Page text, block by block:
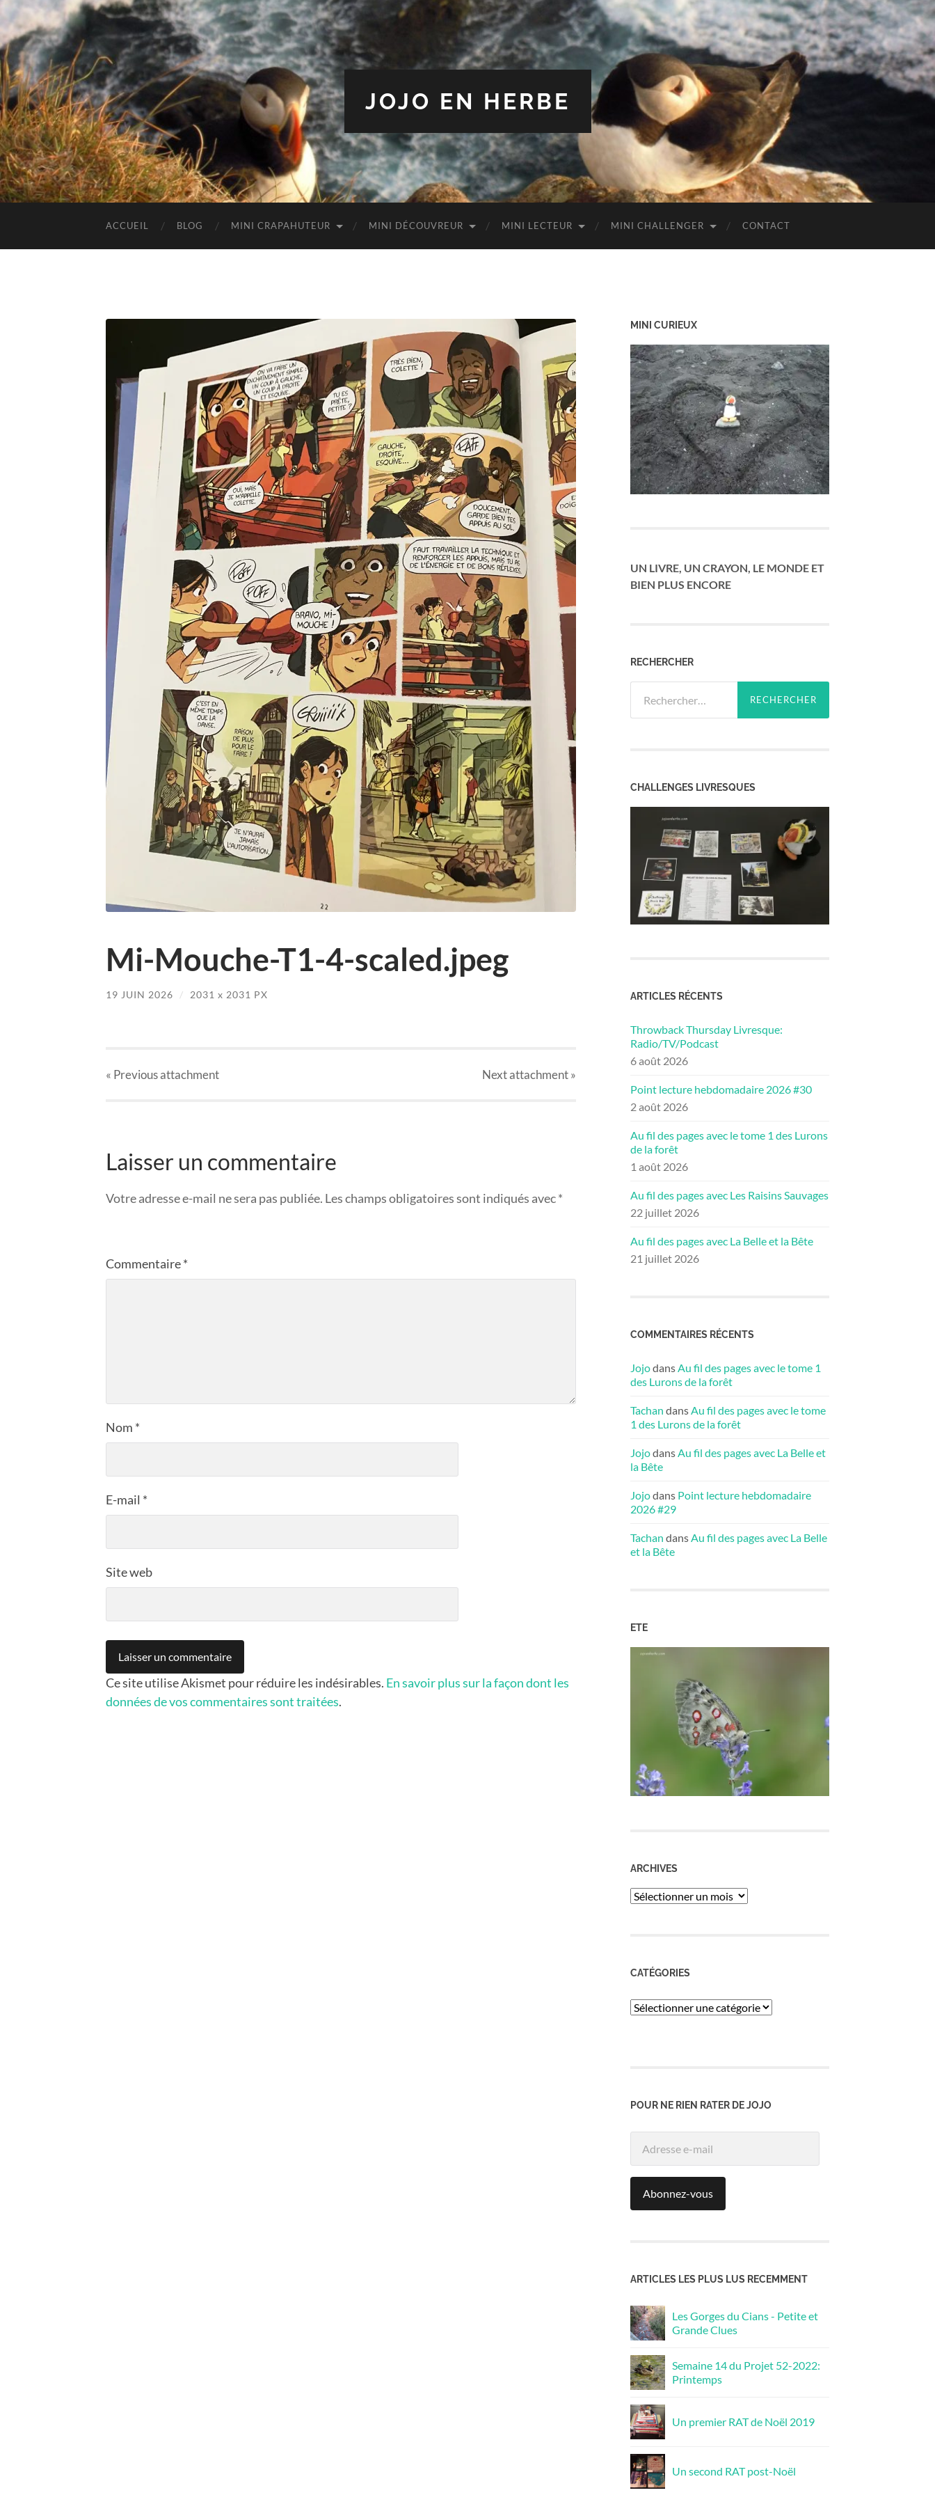
JOJO EN HERBE
ACCUEIL BLOG MINI CRAPAHUTEUR MINI DÉCOUVREUR MINI LECTEUR MINI CHALLENGER CONTACT
Mi-Mouche-T1-4-scaled.jpeg
19 JUIN 2026 / 2031 x 2031 PX
« Previousattachment Nextattachment»
Laisser un commentaire
Votre adresse e-mail ne sera pas publiée. Les champs obligatoires sont indiqués avec*
Commentaire*
Nom *
E-mail *
Site web
Ce site utilise Akismet pour réduire les indésirables. En savoir plus sur la façon dont les
données de vos commentaires sont traitées.
MINI CURIEUX
UN LIVRE, UN CRAYON, LE MONDE ET
BIEN PLUS ENCORE
RECHERCHER
CHALLENGES LIVRESQUES
ARTICLES RÉCENTS
Throwback Thursday Livresque:
Radio/TV/Podcast
6 août 2026
Point lecture hebdomadaire 2026 #30
2 août 2026
Au fil des pages avec le tome 1 des Lurons
de la forêt
1 août 2026
Au fil des pages avec Les Raisins Sauvages
22 juillet 2026
Au fil des pages avec La Belle et la Bête
21 juillet 2026
COMMENTAIRES RÉCENTS
JojodansAu fil des pages avec le tome 1
des Lurons de la forêt
Tachan dansAu fil des pages avec le tome
1 des Lurons de la forêt
JojodansAu fil des pages avec La Belle et
la Bête
Jojodans Point lecture hebdomadaire
2026 #29
Tachan dansAu fil des pages avec La Belle
et la Bête
ETE
ARCHIVES
ARCHIVES
CATÉGORIES
Catégories
POUR NE RIEN RATER DE JOJO
Abonnez-vous
ARTICLES LES PLUS LUS RECEMMENT
Les Gorges du Cians - Petite et
Grande Clues
Semaine 14 du Projet 52-2022:
Printemps
Un premier RAT de Noël 2019
Un second RAT post-Noël